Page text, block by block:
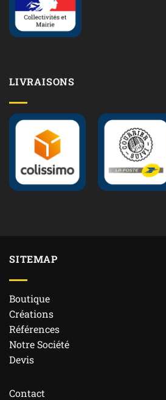
LIVRAISONS
SITEMAP
Boutique
Créations
Références
Notre Société
Devis
Contact